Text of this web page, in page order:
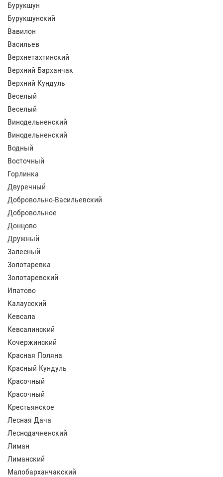
Бурукшун
Бурукшунский
Вавилон
Васильев
Верхнетахтинский
Верхний Барханчак
Верхний Кундуль
Веселый
Веселый
Винодельненский
Винодельненский
Водный
Восточный
Горлинка
Двуречный
Добровольно-Васильевский
Добровольное
Донцово
Дружный
Залесный
Золотаревка
Золотаревский
Ипатово
Калаусский
Кевсала
Кевсалинский
Кочержинский
Красная Поляна
Красный Кундуль
Красочный
Красочный
Крестьянское
Лесная Дача
Леснодачненский
Лиман
Лиманский
Малобарханчакский